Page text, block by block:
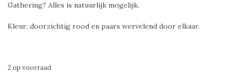
Gathering? Alles is natuurlijk mogelijk.
Kleur: doorzichtig rood en paars wervelend door elkaar.
2 op voorraad